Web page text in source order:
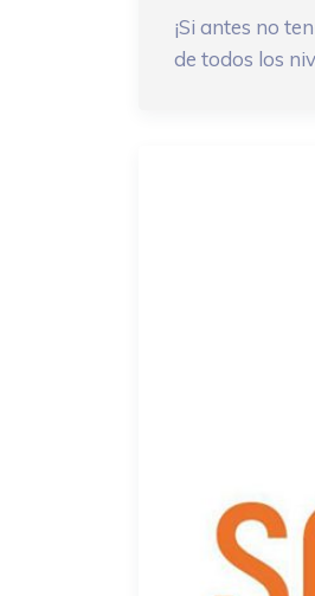
¡Si antes no
de todos los